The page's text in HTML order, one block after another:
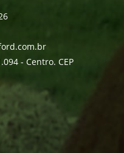
- Centro. CEP